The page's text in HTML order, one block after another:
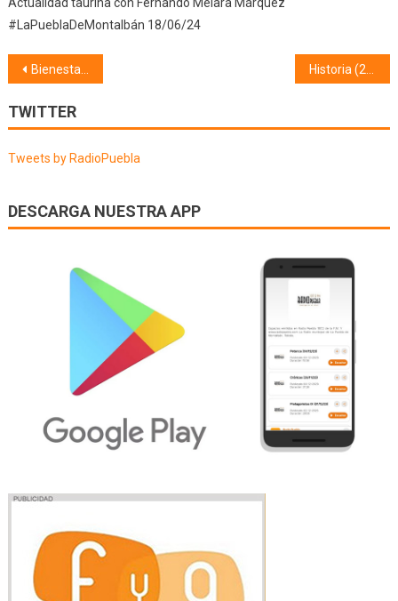
#LaPueblaDeMontalbán 18/06/24
Navegación
de
entradas
Bienestar Social (17/02/21)
TWITTER
Tweets by RadioPuebla
DESCARGA NUESTRA APP